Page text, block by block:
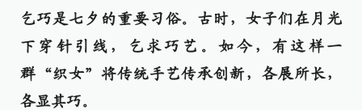
乞巧是七夕的重要习俗。古时，女子们在月光
下穿针引线，乞求巧艺。如今，有这样一
群“织女”将传统手艺传承创新，各展所长，
各显其巧。